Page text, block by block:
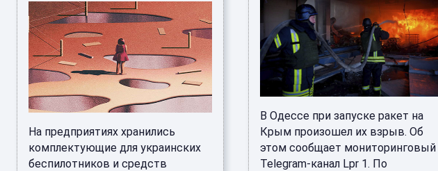
На предприятиях хранились
комплектующие для украинских
беспилотников и средств
В Одессе при запуске ракет на
Крым произошел их взрыв. Об
этом сообщает мониторинговый
Telegram-канал Lpr 1. По